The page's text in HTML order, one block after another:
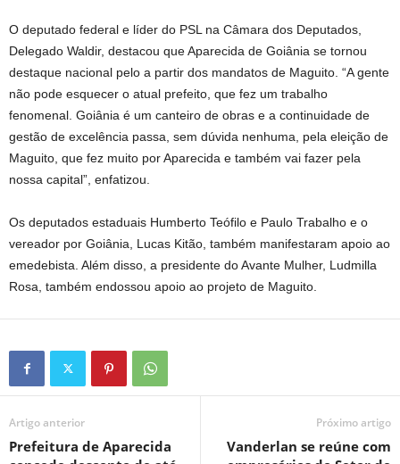
O deputado federal e líder do PSL na Câmara dos Deputados,
Delegado Waldir, destacou que Aparecida de Goiânia se tornou
destaque nacional pelo a partir dos mandatos de Maguito. “A gente
não pode esquecer o atual prefeito, que fez um trabalho
fenomenal. Goiânia é um canteiro de obras e a continuidade de
gestão de excelência passa, sem dúvida nenhuma, pela eleição de
Maguito, que fez muito por Aparecida e também vai fazer pela
nossa capital”, enfatizou.
Os deputados estaduais Humberto Teófilo e Paulo Trabalho e o
vereador por Goiânia, Lucas Kitão, também manifestaram apoio ao
emedebista. Além disso, a presidente do Avante Mulher, Ludmilla
Rosa, também endossou apoio ao projeto de Maguito.
Artigo anterior
Prefeitura de Aparecida
Próximo artigo
Vanderlan se reúne com